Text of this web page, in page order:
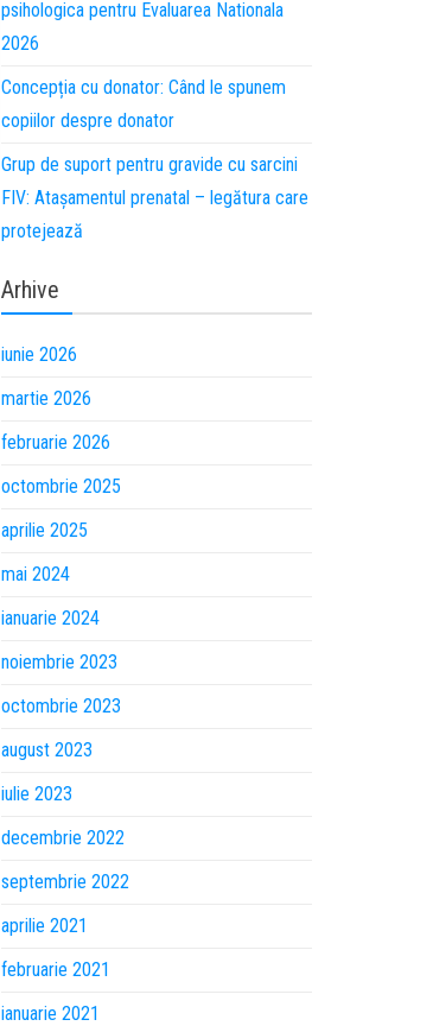
psihologica pentru Evaluarea Nationala
2026
Concepția cu donator: Când le spunem
copiilor despre donator
Grup de suport pentru gravide cu sarcini
FIV: Atașamentul prenatal – legătura care
protejează
Arhive
iunie 2026
martie 2026
februarie 2026
octombrie 2025
aprilie 2025
mai 2024
ianuarie 2024
noiembrie 2023
octombrie 2023
august 2023
iulie 2023
decembrie 2022
septembrie 2022
aprilie 2021
februarie 2021
ianuarie 2021